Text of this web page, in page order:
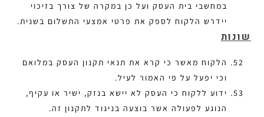
במחשבי בית העסק ועל כן במקרה של צורך בזיכוי
יידרש הלקוח לספק את פרטי אמצעי התשלום בשנית.
שונות
הלקוח מאשר כי קרא את תנאי תקנון העסק במלואם
וכי יפעל על פי האמור לעיל.
ידוע ללקוח כי העסק לא יישא בנזק, ישיר או עקיף,
הנוגע לפעולה אשר בוצעה בניגוד לתקנון זה.